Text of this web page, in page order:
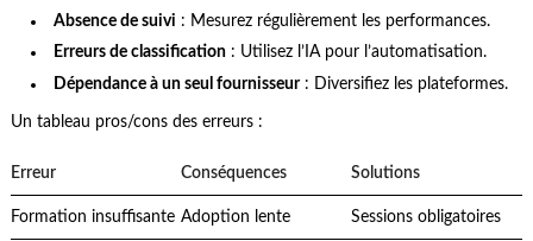
Absence de suivi : Mesurez régulièrement les performances.
Erreurs de classification : Utilisez l’IA pour l’automatisation.
Dépendance à un seul fournisseur: Diversifiez les plateformes.
Un tableau pros/cons des erreurs :
Erreur Conséquences Solutions
Formation insuffisante Adoption lente Sessions obligatoires